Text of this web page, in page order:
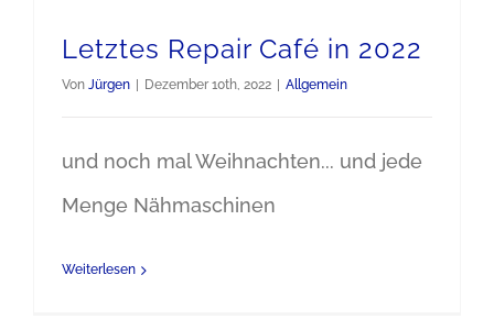
Letztes Repair Café in 2022
Von Jürgen Dezember 10th, 2022 Allgemein
und noch mal Weihnachten... und jede
Menge Nähmaschinen
Weiterlesen